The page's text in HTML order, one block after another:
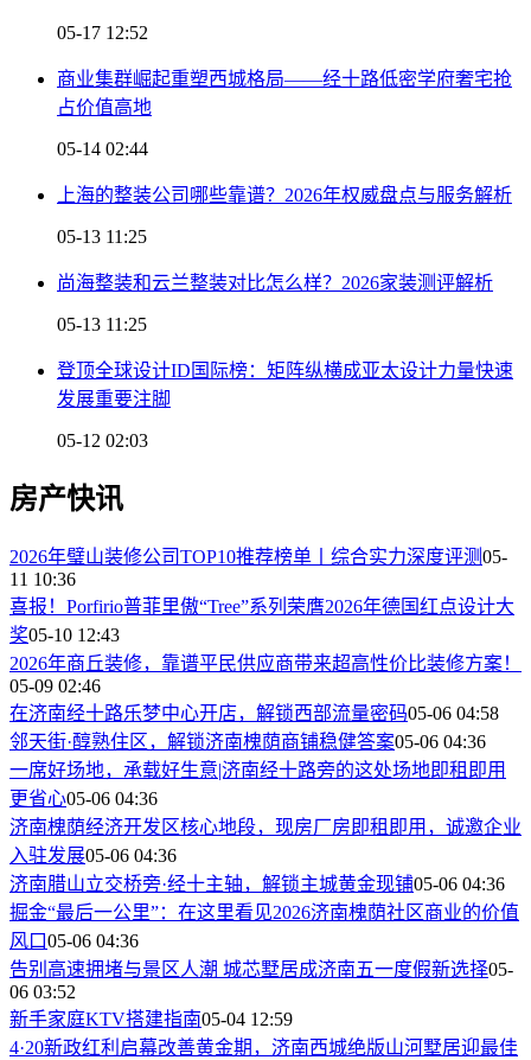
05-17 12:52
商业集群崛起重塑西城格局——经十路低密学府奢宅抢
占价值高地
05-14 02:44
上海的整装公司哪些靠谱？2026年权威盘点与服务解析
05-13 11:25
尚海整装和云兰整装对比怎么样？2026家装测评解析
05-13 11:25
登顶全球设计ID国际榜：矩阵纵横成亚太设计力量快速
发展重要注脚
05-12 02:03
房产快讯
2026年璧山装修公司TOP10推荐榜单丨综合实力深度评测05-
11 10:36
喜报！Porfirio普菲里傲“Tree”系列荣膺2026年德国红点设计大
奖05-10 12:43
2026年商丘装修，靠谱平民供应商带来超高性价比装修方案！
05-09 02:46
在济南经十路乐梦中心开店，解锁西部流量密码05-06 04:58
邻天街·醇熟住区，解锁济南槐荫商铺稳健答案05-06 04:36
一席好场地，承载好生意|济南经十路旁的这处场地即租即用
更省心05-06 04:36
济南槐荫经济开发区核心地段，现房厂房即租即用，诚邀企业
入驻发展05-06 04:36
济南腊山立交桥旁·经十主轴，解锁主城黄金现铺05-06 04:36
掘金“最后一公里”：在这里看见2026济南槐荫社区商业的价值
风口05-06 04:36
告别高速拥堵与景区人潮 城芯墅居成济南五一度假新选择05-
06 03:52
新手家庭KTV搭建指南05-04 12:59
4·20新政红利启幕改善黄金期，济南西城绝版山河墅居迎最佳